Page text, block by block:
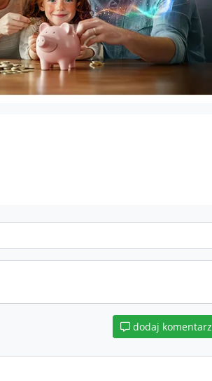
dodaj komentarz